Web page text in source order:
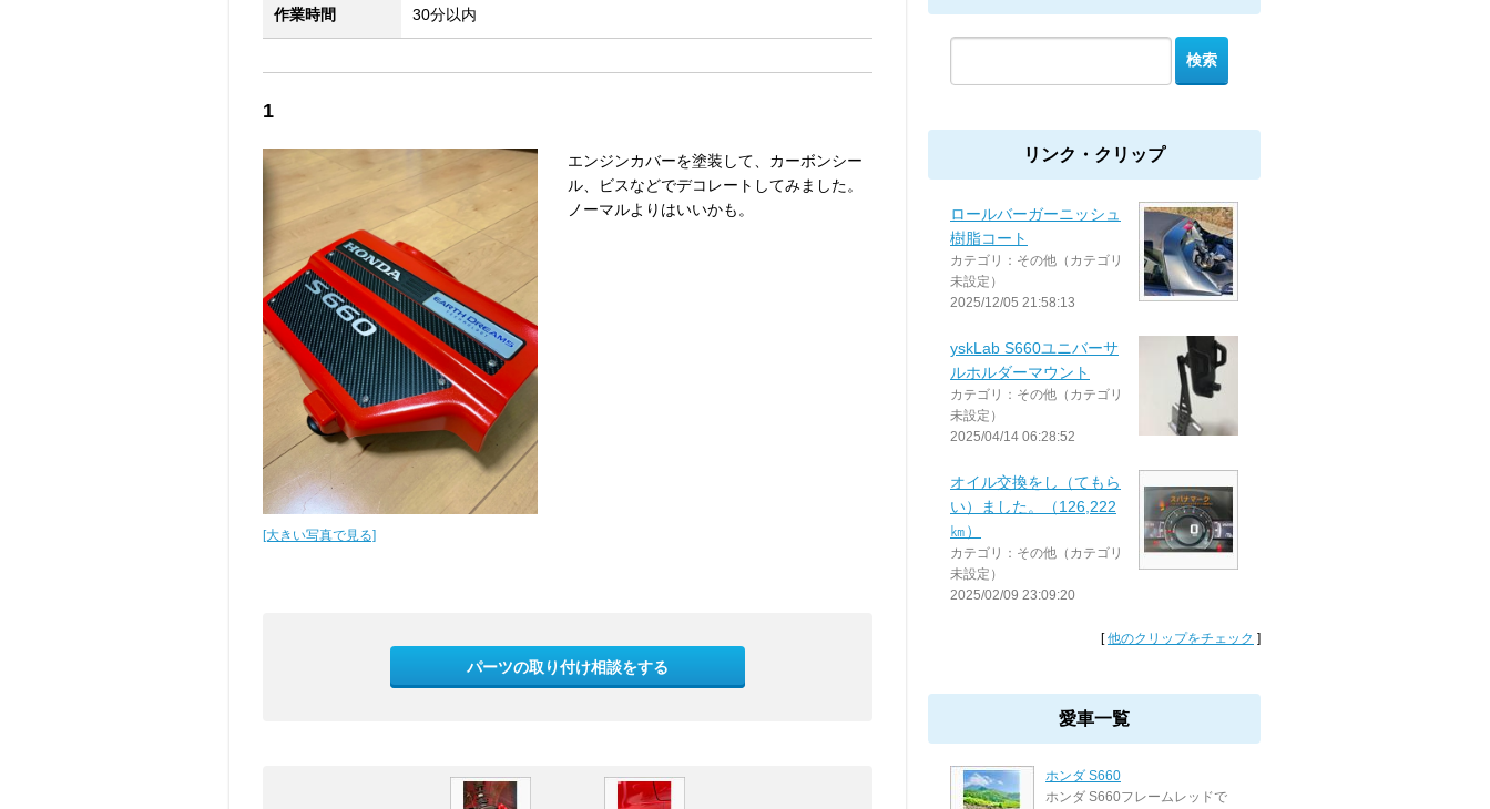
作業時間 30分以内
1
[大きい写真で見る]
エンジンカバーを塗装して、カーボンシー
ル、ビスなどでデコレートしてみました。
ノーマルよりはいいかも。
パーツの取り付け相談をする
リンク・クリップ
ロールバーガーニッシュ
樹脂コート
カテゴリ：その他（カテゴリ
未設定）
2025/12/05 21:58:13
yskLab S660ユニバーサ
ルホルダーマウント
カテゴリ：その他（カテゴリ
未設定）
2025/04/14 06:28:52
オイル交換をし（てもら
い）ました。（126,222
㎞）
カテゴリ：その他（カテゴリ
未設定）
2025/02/09 23:09:20
[他のクリップをチェック ]
愛車一覧
ホンダ S660
ホンダ S660フレームレッドで